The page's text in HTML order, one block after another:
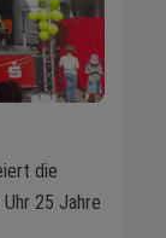
die
25 Jahre